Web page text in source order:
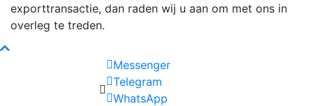
exporttransactie, dan raden wij u aan om met ons in
overleg te treden.
Messenger
Telegram
WhatsApp